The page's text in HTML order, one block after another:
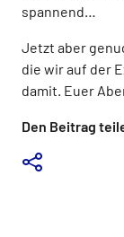
Den Beitrag
spannend…
Jetzt aber
die wir auf der
damit. Euer